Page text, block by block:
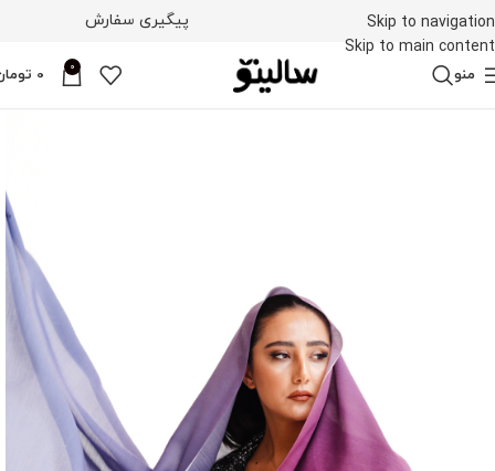
Skip to navigation
Skip to main content
پیگیری سفارش
منو 0
0